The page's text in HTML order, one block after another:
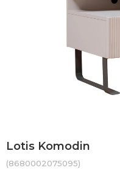
Lotis Komodin
(8680002075095)